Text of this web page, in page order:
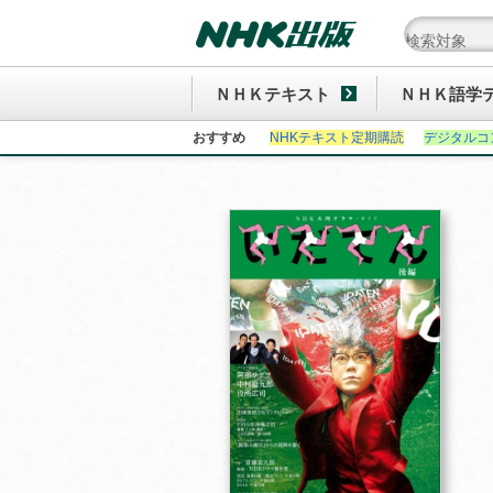
ＮＨＫテキスト ＮＨＫ語学
おすすめ NHKテキスト定期購読 デジタル